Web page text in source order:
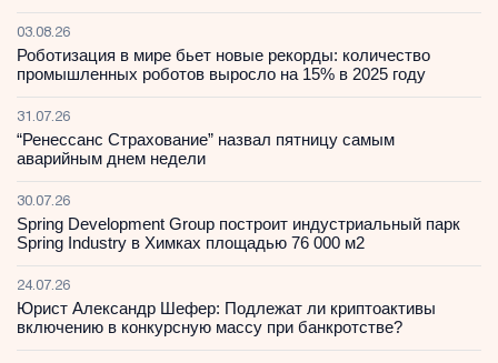
03.08.26
Роботизация в мире бьет новые рекорды: количество
промышленных роботов выросло на 15% в 2025 году
31.07.26
“Ренессанс Страхование” назвал пятницу самым
аварийным днем недели
30.07.26
Spring Development Group построит индустриальный парк
Spring Industry в Химках площадью 76 000 м2
24.07.26
Юрист Александр Шефер: Подлежат ли криптоактивы
включению в конкурсную массу при банкротстве?